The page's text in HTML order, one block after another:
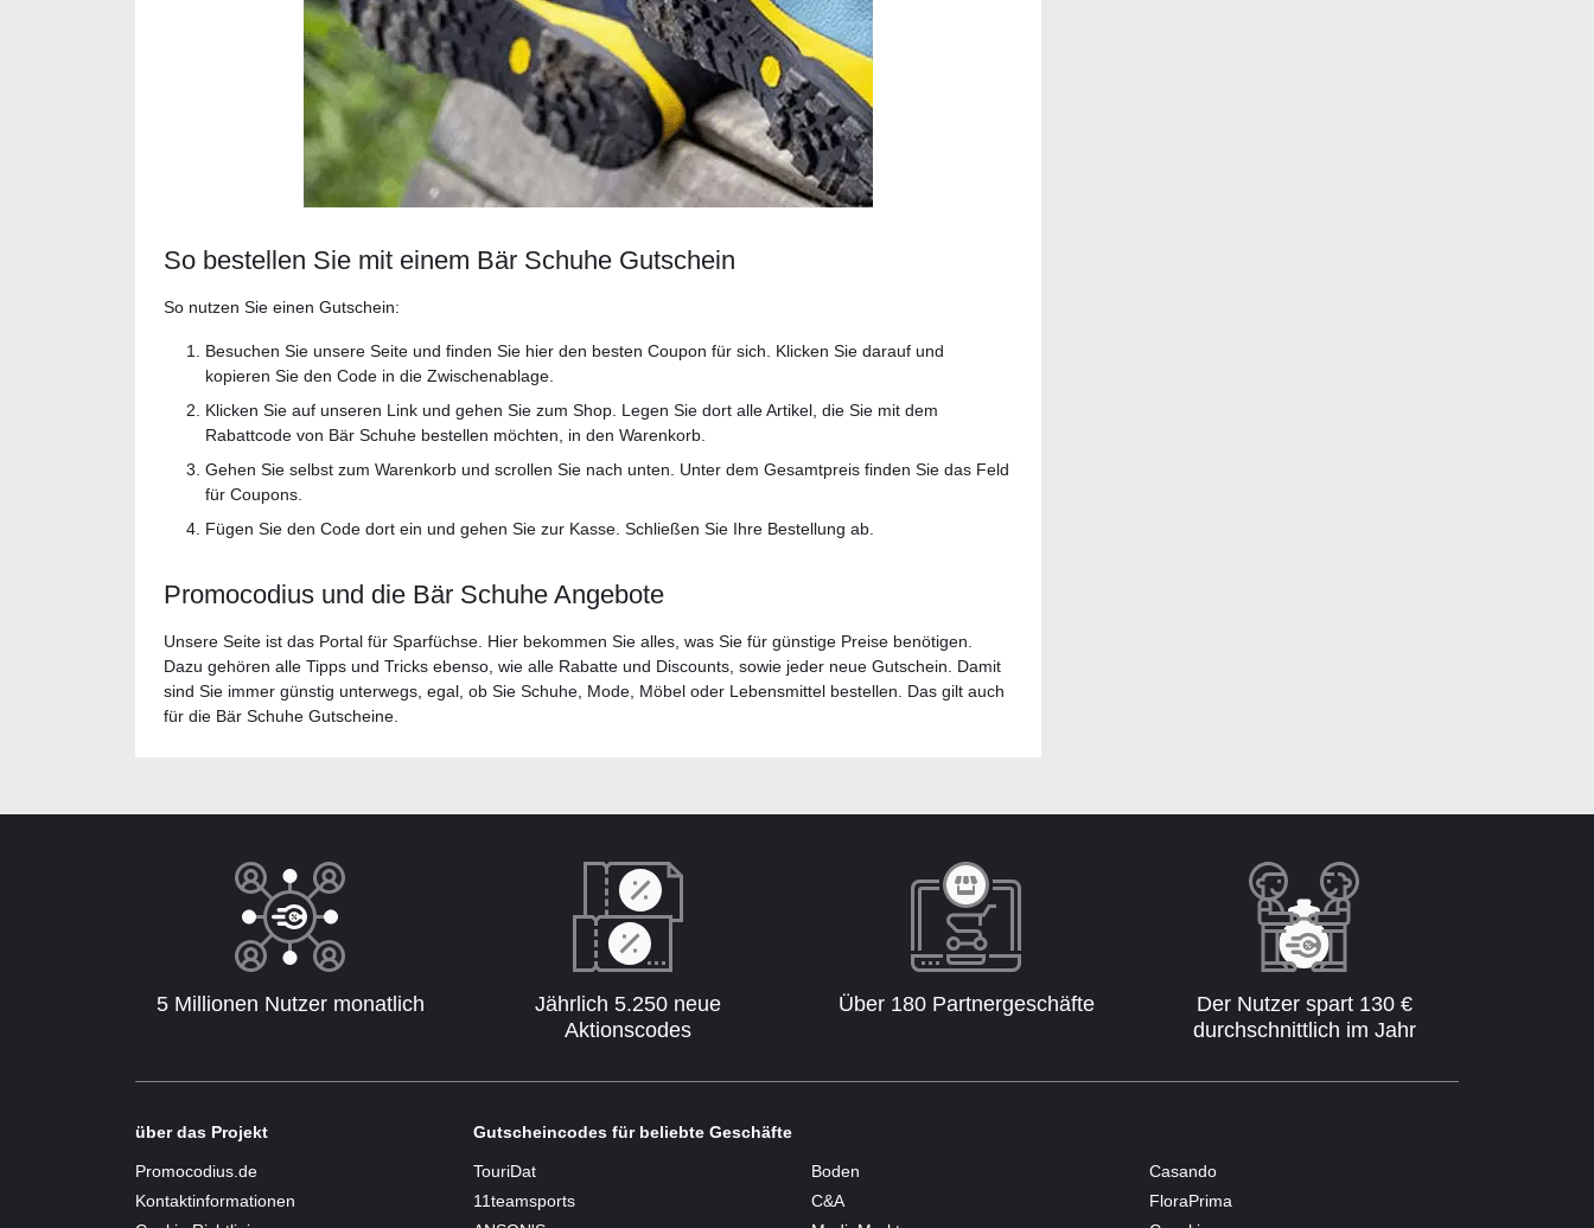
So bestellen Sie mit einem Bär Schuhe Gutschein
So nutzen Sie einen Gutschein:
Besuchen Sie unsere Seite und finden Sie hier den besten Coupon für sich. Klicken Sie darauf und
kopieren Sie den Code in die Zwischenablage.
Klicken Sie auf unseren Link und gehen Sie zum Shop. Legen Sie dort alle Artikel, die Sie mit dem
Rabattcode von Bär Schuhe bestellen möchten, in den Warenkorb.
Gehen Sie selbst zum Warenkorb und scrollen Sie nach unten. Unter dem Gesamtpreis finden Sie das Feld
für Coupons.
Fügen Sie den Code dort ein und gehen Sie zur Kasse. Schließen Sie Ihre Bestellung ab.
Promocodius und die Bär Schuhe Angebote
Unsere Seite ist das Portal für Sparfüchse. Hier bekommen Sie alles, was Sie für günstige Preise benötigen.
Dazu gehören alle Tipps und Tricks ebenso, wie alle Rabatte und Discounts, sowie jeder neue Gutschein. Damit
sind Sie immer günstig unterwegs, egal, ob Sie Schuhe, Mode, Möbel oder Lebensmittel bestellen. Das gilt auch
für die Bär Schuhe Gutscheine.
5 Millionen Nutzer monatlich
Jährlich 5.250 neue
Aktionscodes
Über 180 Partnergeschäfte
Der Nutzer spart 130 €
durchschnittlich im Jahr
über das Projekt
Promocodius.de
Kontaktinformationen
Gutscheincodes für beliebte Geschäfte
TouriDat
11teamsports
Boden
C&A
Casando
FloraPrima